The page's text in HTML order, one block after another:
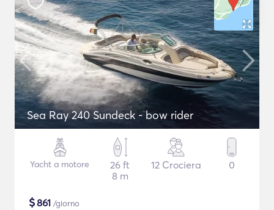
Sea Ray 240 Sundeck - bow rider
Yacht a motore
26 ft
8 m
12 Crociera 0
$861 /giorno